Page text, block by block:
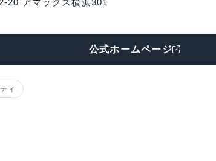
公式ホームページ
ィ